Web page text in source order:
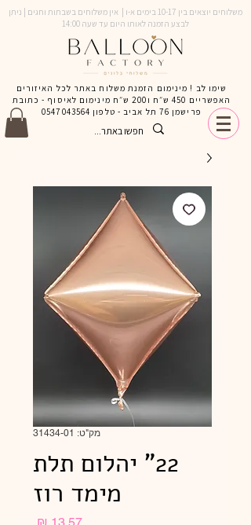
משלוחים יוצאים בין 10-17 בימים א-ו | אין משלוחים בשבתות וחגים | ניתן
לבצע הזמנה לאותו היום עד שעה 14:00
שימו לב ! מינימום הזמנת משלוח באתר לכל האיזורים
האפשריים 450 ש״ח ו200 ש״ח מינימום לאיסוף - כתובת
פרישמן 76 תל אביב - טלפון
0547043564
מק"ט: 31434-01
22" יהלום תלת
מימד רוז